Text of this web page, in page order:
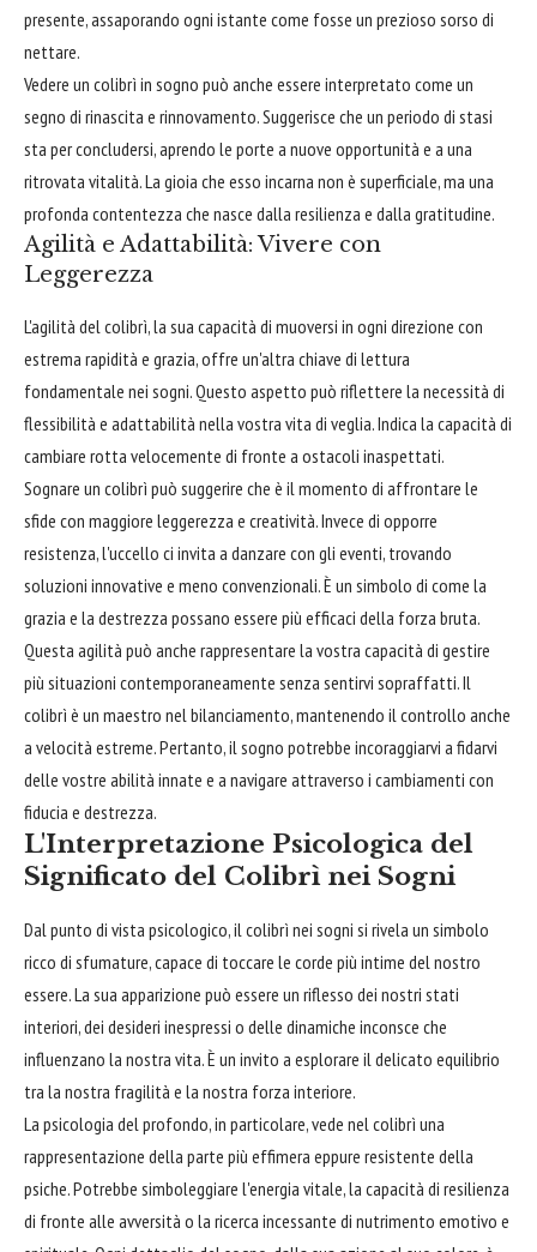
presente, assaporando ogni istante come fosse un prezioso sorso di
nettare.
Vedere un colibrì in sogno può anche essere interpretato come un
segno di rinascita e rinnovamento. Suggerisce che un periodo di stasi
sta per concludersi, aprendo le porte a nuove opportunità e a una
ritrovata vitalità. La gioia che esso incarna non è superficiale, ma una
profonda contentezza che nasce dalla resilienza e dalla gratitudine.
Agilità e Adattabilità: Vivere con
Leggerezza
L'agilità del colibrì, la sua capacità di muoversi in ogni direzione con
estrema rapidità e grazia, offre un'altra chiave di lettura
fondamentale nei sogni. Questo aspetto può riflettere la necessità di
flessibilità e adattabilità nella vostra vita di veglia. Indica la capacità di
cambiare rotta velocemente di fronte a ostacoli inaspettati.
Sognare un colibrì può suggerire che è il momento di affrontare le
sfide con maggiore leggerezza e creatività. Invece di opporre
resistenza, l'uccello ci invita a danzare con gli eventi, trovando
soluzioni innovative e meno convenzionali. È un simbolo di come la
grazia e la destrezza possano essere più efficaci della forza bruta.
Questa agilità può anche rappresentare la vostra capacità di gestire
più situazioni contemporaneamente senza sentirvi sopraffatti. Il
colibrì è un maestro nel bilanciamento, mantenendo il controllo anche
a velocità estreme. Pertanto, il sogno potrebbe incoraggiarvi a fidarvi
delle vostre abilità innate e a navigare attraverso i cambiamenti con
fiducia e destrezza.
L'Interpretazione Psicologica del
Significato del Colibrì nei Sogni
Dal punto di vista psicologico, il colibrì nei sogni si rivela un simbolo
ricco di sfumature, capace di toccare le corde più intime del nostro
essere. La sua apparizione può essere un riflesso dei nostri stati
interiori, dei desideri inespressi o delle dinamiche inconsce che
influenzano la nostra vita. È un invito a esplorare il delicato equilibrio
tra la nostra fragilità e la nostra forza interiore.
La psicologia del profondo, in particolare, vede nel colibrì una
rappresentazione della parte più effimera eppure resistente della
psiche. Potrebbe simboleggiare l'energia vitale, la capacità di resilienza
di fronte alle avversità o la ricerca incessante di nutrimento emotivo e